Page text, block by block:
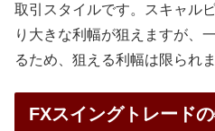
取引スタイルです。スキャル
り大きな利幅が狙えますが、
るため、狙える利幅は限られま
FXスイングトレード